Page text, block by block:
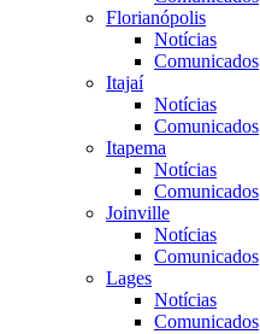
Florianópolis
Notícias
Comunicados
Itajaí
Notícias
Comunicados
Itapema
Notícias
Comunicados
Joinville
Notícias
Comunicados
Lages
Notícias
Comunicados